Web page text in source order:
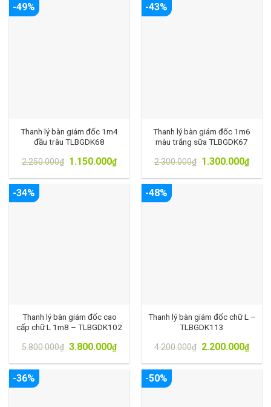
-49%
Thanh lý bàn giám đốc 1m4
đầu trâu TLBGDK68
2.250.000₫ 1.150.000₫
-43%
Thanh lý bàn giám đốc 1m6
màu trắng sữa TLBGDK67
2.300.000₫ 1.300.000₫
-34%
Thanh lý bàn giám đốc cao
cấp chữ L 1m8 – TLBGDK102
5.800.000₫ 3.800.000₫
-48%
Thanh lý bàn giám đốc chữ L –
TLBGDK113
4.200.000₫ 2.200.000₫
-36% -50%